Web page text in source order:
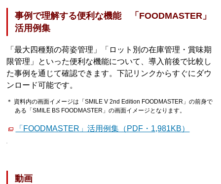
事例で理解する便利な機能 「FOODMASTER」
活用例集
「最大四種類の荷姿管理」「ロット別の在庫管理・賞味期
限管理」といった便利な機能について、導入前後で比較し
た事例を通じて確認できます。下記リンクからすぐにダウ
ンロード可能です。
＊ 資料内の画面イメージは「SMILE V 2nd Edition FOODMASTER」の前身で
ある「SMILE BS FOODMASTER」の画面イメージとなります。
「FOODMASTER」活用例集（PDF・1,981KB）
動画